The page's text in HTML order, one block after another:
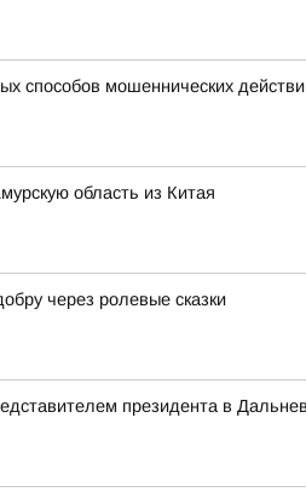
способов мошеннических
область из Китая
через ролевые сказки
президента в